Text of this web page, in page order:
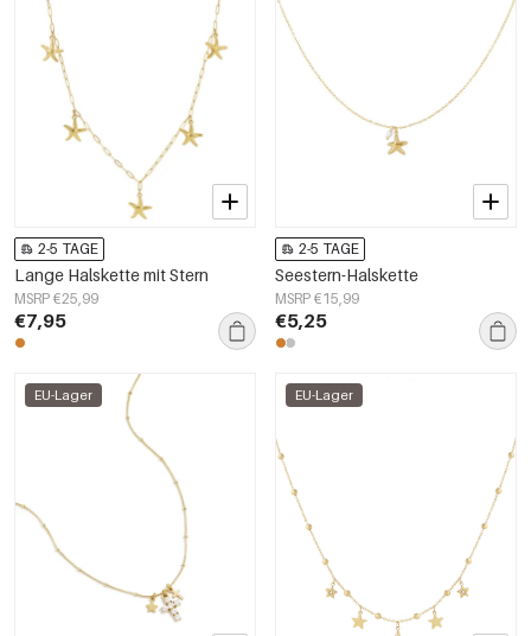
2-5 TAGE
Lange Halskette mit Stern
MSRP €25,99
€7,95
2-5 TAGE
Seestern-Halskette
MSRP €15,99
€5,25
EU-Lager EU-Lager